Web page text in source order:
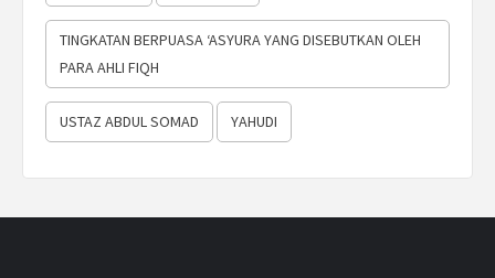
TINGKATAN BERPUASA ‘ASYURA YANG DISEBUTKAN OLEH
PARA AHLI FIQH
USTAZ ABDUL SOMAD YAHUDI